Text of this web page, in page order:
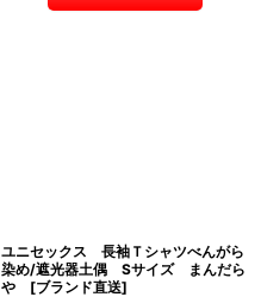
ユニセックス 長袖Ｔシャツべんがら
染め/遮光器土偶 Sサイズ まんだら
や [ブランド直送]